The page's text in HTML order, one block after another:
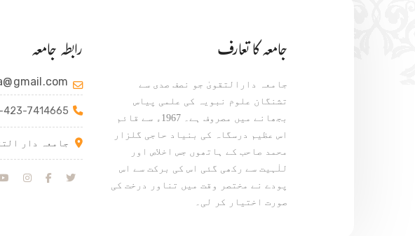
جامعہ کا تعارف
جامعہ دارالتقویٰ جو نصف صدی سے
تشنگان علوم نبویہ کی علمی پیاس
بجھانے میں مصروف ہے۔ 1967ء سے قائم
اس عظیم درسگاہ کی بنیاد حاجی گلزار
محمد صاحب کے ہاتھوں جس اخلاص اور
للٰہیت سے رکھی گئی اس کی برکت سے اس
پودے نے مختصر وقت میں تناور درخت کی
صورت اختیار کر لی۔
رابطہ جامعہ
423-7414665
جامعہ دار